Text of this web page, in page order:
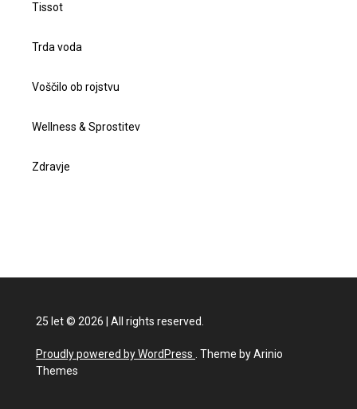
Tissot
Trda voda
Voščilo ob rojstvu
Wellness & Sprostitev
Zdravje
25 let© 2026 All rights reserved.
Proudly powered by WordPress . Theme by Arinio
Themes